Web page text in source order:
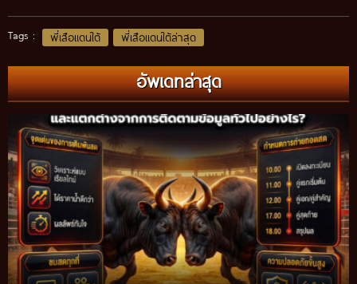
Tags : พี่เสือแดนใต้ พี่เสือแดนใต้ล่าสุด
อัพเดทล่าสุด